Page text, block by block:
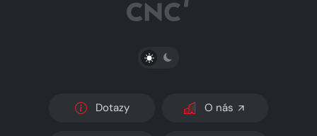
PŘEPNOUT SVĚTLÝ/TMAVÝ REŽIM
Dotazy O nás